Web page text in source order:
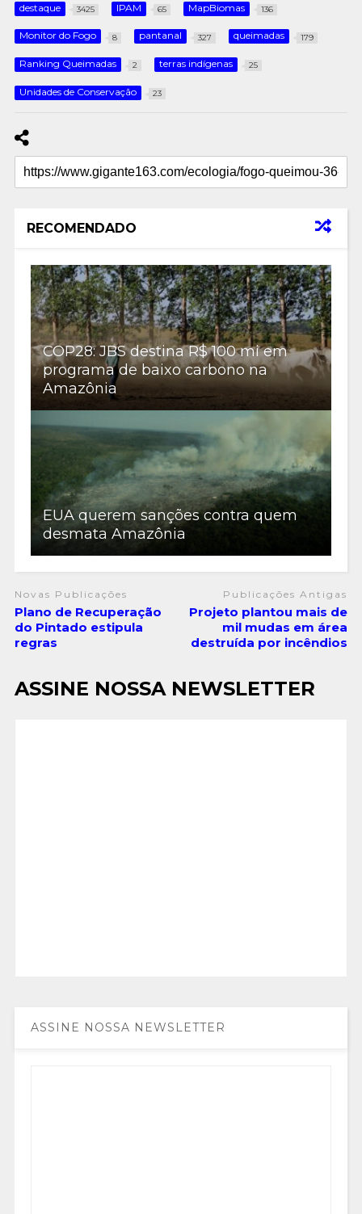
destaque 3425 IPAM 65 MapBiomas 136
Monitor do Fogo 8 pantanal 327 queimadas 179
Ranking Queimadas 2 terras indígenas 25
Unidades de Conservação 23
RECOMENDADO
COP28: JBS destina R$ 100 mi em
programa de baixo carbono na
Amazônia
EUA querem sanções contra quem
desmata Amazônia
Novas Publicações
Plano de Recuperação
do Pintado estipula
regras
Publicações Antigas
Projeto plantou mais de
mil mudas em área
destruída por incêndios
ASSINE NOSSA NEWSLETTER
ASSINE NOSSA NEWSLETTER